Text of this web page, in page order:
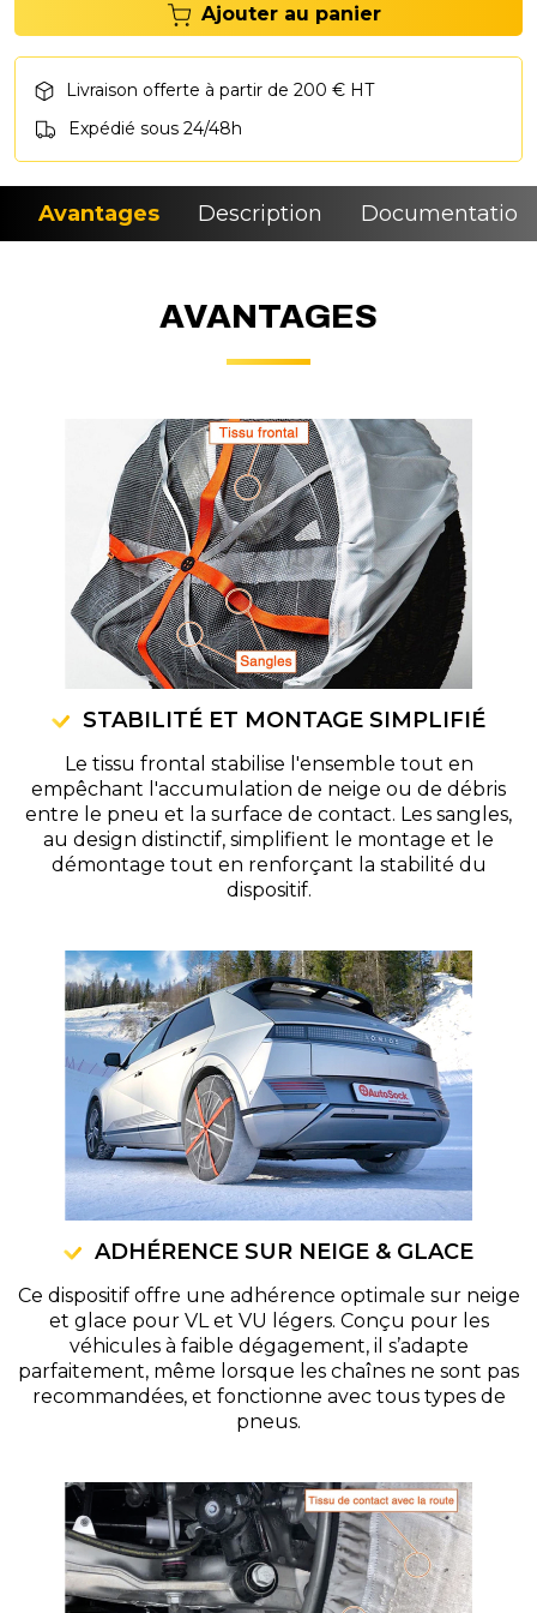
Ajouter au panier
Livraison offerte à partir de 200 € HT
Expédié sous 24/48h
Avantages Description Documentation
AVANTAGES
STABILITÉ ET MONTAGE SIMPLIFIÉ
Le tissu frontal stabilise l'ensemble tout en
empêchant l'accumulation de neige ou de débris
entre le pneu et la surface de contact. Les sangles,
au design distinctif, simplifient le montage et le
démontage tout en renforçant la stabilité du
dispositif.
ADHÉRENCE SUR NEIGE & GLACE
Ce dispositif offre une adhérence optimale sur neige
et glace pour VL et VU légers. Conçu pour les
véhicules à faible dégagement, il s’adapte
parfaitement, même lorsque les chaînes ne sont pas
recommandées, et fonctionne avec tous types de
pneus.